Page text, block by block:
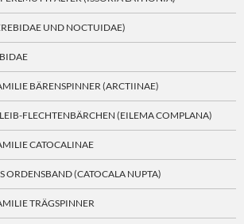
UND NOCTUIDAE)
BÄRENSPINNER (ARCTIINAE)
FLECHTENBÄRCHEN (EILEMA COMPLANA)
CATOCALINAE
ORDENSBAND (CATOCALA NUPTA)
TRÄGSPINNER